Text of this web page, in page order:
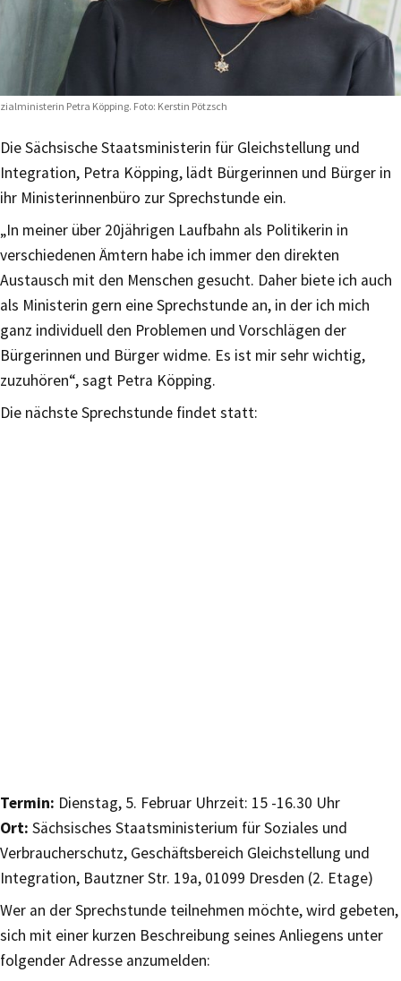
Petra Köpping. Foto: Kerstin Pötzsch
Die Sächsische Staatsministerin für Gleichstellung und
Integration, Petra Köpping, lädt Bürgerinnen und Bürger in
ihr Ministerinnenbüro zur Sprechstunde ein.
„In meiner über 20jährigen Laufbahn als Politikerin in
verschiedenen Ämtern habe ich immer den direkten
Austausch mit den Menschen gesucht. Daher biete ich auch
als Ministerin gern eine Sprechstunde an, in der ich mich
ganz individuell den Problemen und Vorschlägen der
Bürgerinnen und Bürger widme. Es ist mir sehr wichtig,
zuzuhören“, sagt Petra Köpping.
Die nächste Sprechstunde findet statt:
Termin: Dienstag, 5. Februar Uhrzeit: 15 -16.30 Uhr
Ort: Sächsisches Staatsministerium für Soziales und
Verbraucherschutz, Geschäftsbereich Gleichstellung und
Integration, Bautzner Str. 19a, 01099 Dresden (2. Etage)
Wer an der Sprechstunde teilnehmen möchte, wird gebeten,
sich mit einer kurzen Beschreibung seines Anliegens unter
folgender Adresse anzumelden: